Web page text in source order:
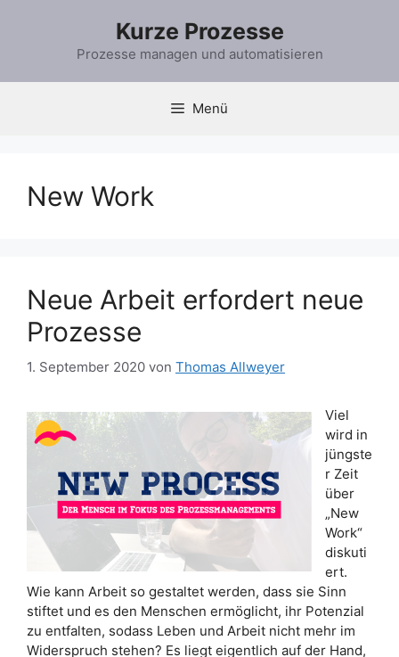
Kurze Prozesse
Prozesse managen und automatisieren
Menü
New Work
Neue Arbeit erfordert neue
Prozesse
1. September 2020 von Thomas Allweyer
Viel
wird in
jüngste
r Zeit
über
„New
Work“
diskuti
ert.
Wie kann Arbeit so gestaltet werden, dass sie Sinn
stiftet und es den Menschen ermöglicht, ihr Potenzial
zu entfalten, sodass Leben und Arbeit nicht mehr im
Widerspruch stehen? Es liegt eigentlich auf der Hand,